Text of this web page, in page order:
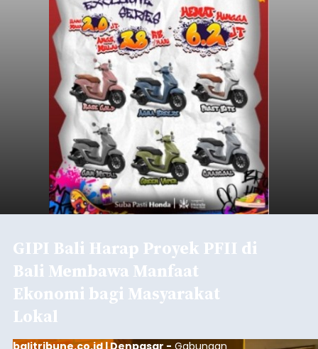
GIPI Bali Harap Proyek PFII di
Bali Membawa Manfaat
Ekonomi bagi Masyarakat
Lokal